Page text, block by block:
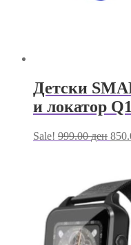
Детски
и локатор
Sale! 999.00ден